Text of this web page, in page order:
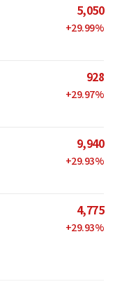
5,050
+29.99%
928
+29.97%
9,940
+29.93%
4,775
+29.93%